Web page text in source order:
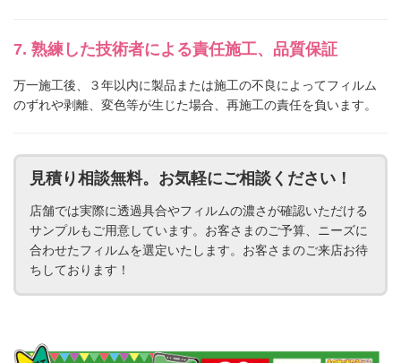
熟練した技術者による責任施工、品質保証
万一施工後、３年以内に製品または施工の不良によってフィルム
のずれや剥離、変色等が生じた場合、再施工の責任を負います。
見積り相談無料。お気軽にご相談ください！
店舗では実際に透過具合やフィルムの濃さが確認いただける
サンプルもご用意しています。お客さまのご予算、ニーズに
合わせたフィルムを選定いたします。お客さまのご来店お待
ちしております！